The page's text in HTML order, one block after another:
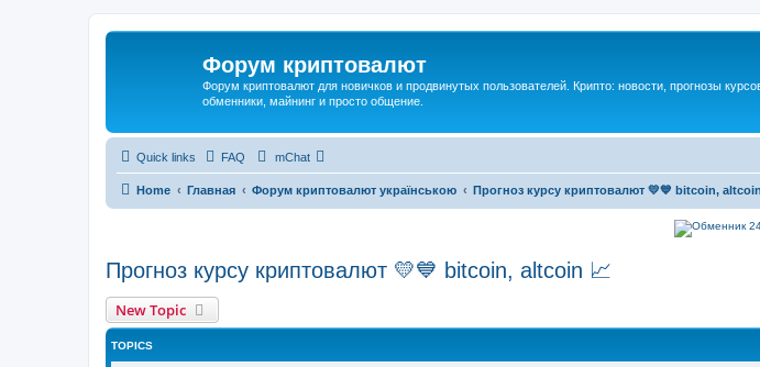
Форум криптовалют
Форум криптовалют для новичков и продвинутых пользователей. Крипто: новости, прогнозы
обменники, майнинг и просто общение.
Quick links FAQ mChat
Home Главная Форум криптовалют українською Прогноз курсу криптовалют 💛💙 bitcoin,
Прогноз курсу криптовалют 💛💙 bitcoin, altcoin 📈
New Topic
TOPICS